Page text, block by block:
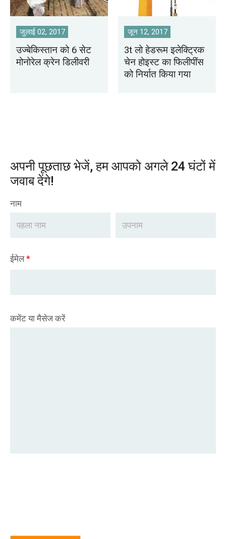
जुलाई 02, 2017
उज्बेकिस्तान को 6 सेट
मोनोरेल क्रेन डिलीवरी
जून 12, 2017
3t लो हेडरूम इलेक्ट्रिक
चेन होइस्ट का फिलीपींस
को निर्यात किया गया
अपनी पूछताछ भेजें, हम आपको अगले 24 घंटों में
जवाब देंगे!
नाम
ईमेल*
कमेंट या मैसेज करें